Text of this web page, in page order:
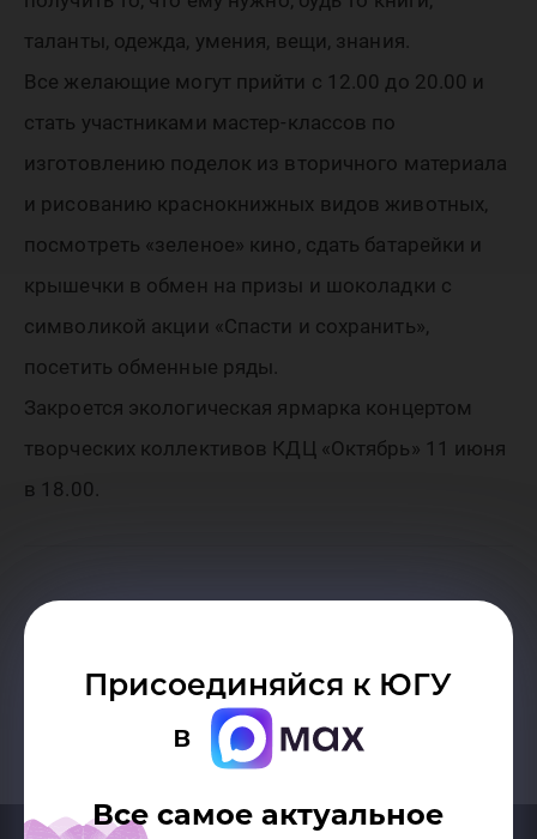
Присоединяйся к ЮГУ
в
Все самое актуальное
таланты, одежда, умения, вещи, знания.
Все желающие могут прийти с 12.00 до 20.00 и
стать участниками мастер-классов по
изготовлению поделок из вторичного материала
и рисованию краснокнижных видов животных,
посмотреть «зеленое» кино, сдать батарейки и
крышечки в обмен на призы и шоколадки с
символикой акции «Спасти и сохранить»,
посетить обменные ряды.
Закроется экологическая ярмарка концертом
творческих коллективов КДЦ «Октябрь» 11 июня
в 18.00.
Возврат к списку